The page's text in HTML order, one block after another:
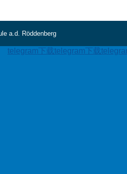
a.d. Röddenberg
telegram下载telegram下载